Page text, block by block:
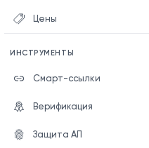
Цены
ИНСТРУМЕНТЫ
Смарт-ссылки
Верификация
Защита АП